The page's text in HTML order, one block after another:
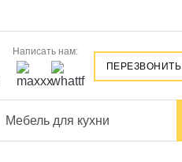
ПЕРЕЗВОНИТЬ
Написать нам:
Мебель для кухни